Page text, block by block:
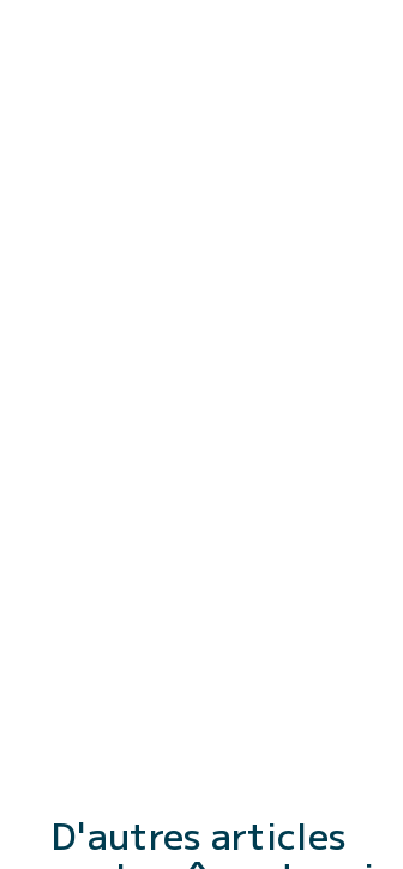
D'autres articles